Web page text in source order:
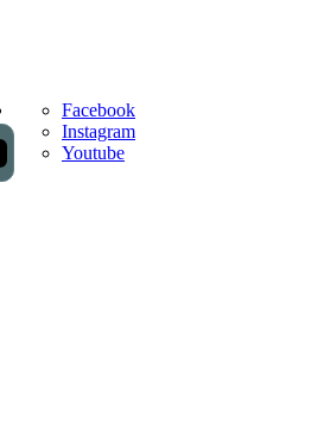
Facebook
Instagram
Youtube